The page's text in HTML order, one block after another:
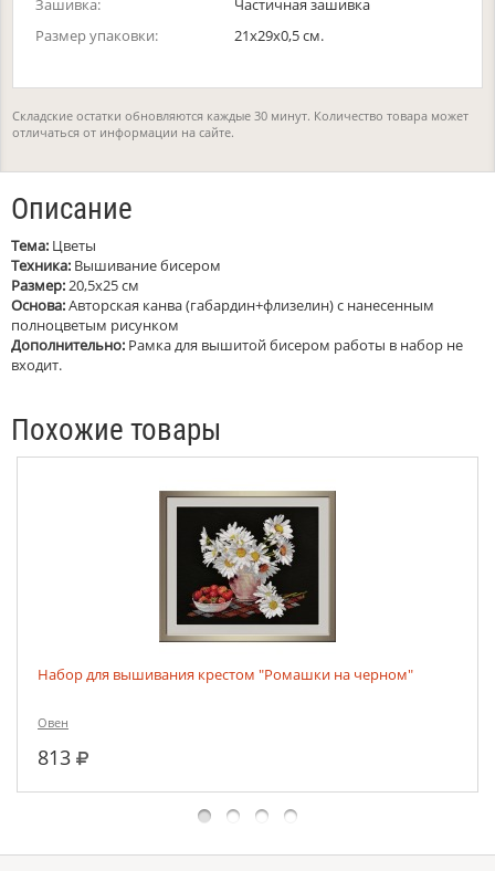
Зашивка:
Частичная зашивка
Размер упаковки:
21x29x0,5 см.
Складские остатки обновляются каждые 30 минут. Количество товара может
отличаться от информации на сайте.
Описание
Тема: Цветы
Техника: Вышивание бисером
Размер:20,5х25 см
Основа:Авторская канва (габардин+флизелин) с нанесенным
полноцветым рисунком
Дополнительно: Рамка для вышитой бисером работы в набор не
входит.
Похожие товары
Набор для вышивания крестом "Ромашки на черном"
Овен
813 руб.